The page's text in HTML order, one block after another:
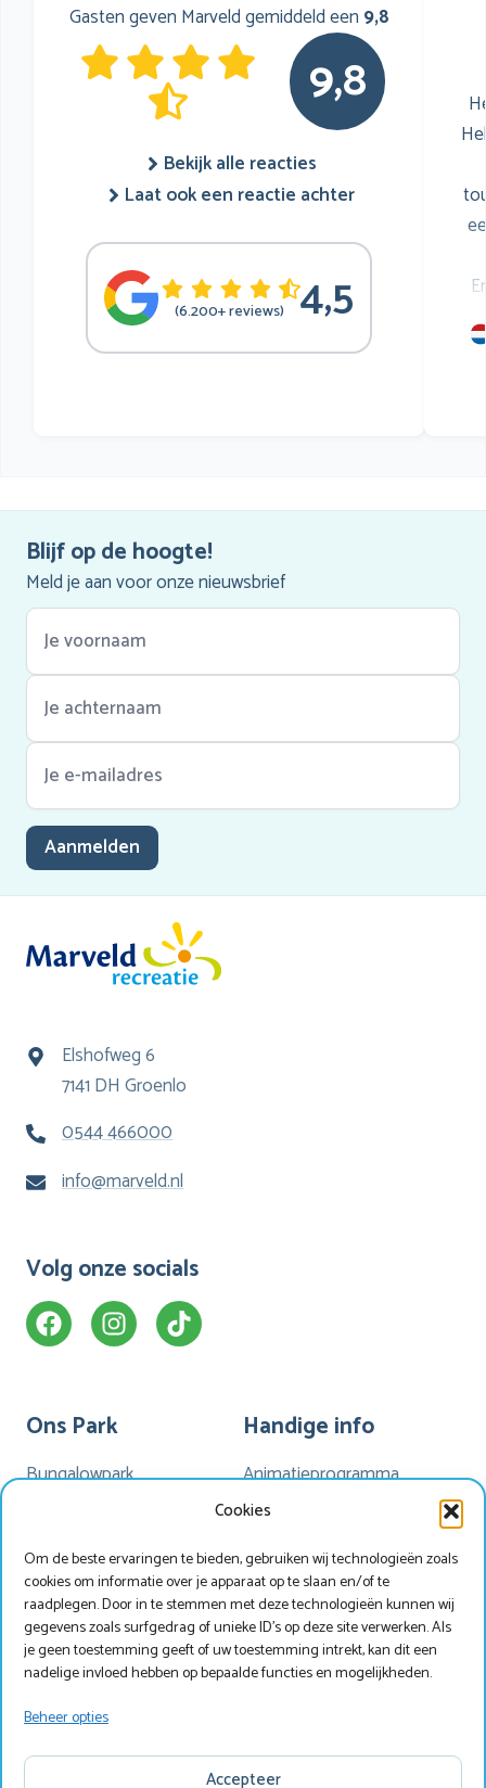
Cookies
Om de beste ervaringen te bieden, gebruiken wij technologieën zoals
cookies om informatie over je apparaat op te slaan en/of te
raadplegen. Door in te stemmen met deze technologieën kunnen wij
gegevens zoals surfgedrag of unieke ID's op deze site verwerken. Als
je geen toestemming geeft of uw toestemming intrekt, kan dit een
nadelige invloed hebben op bepaalde functies en mogelijkheden.
Beheer opties
Accepteer
Gasten geven Marveld gemiddeld een 9,8
9,8
Bekijk alle reacties
Laat ook een reactie achter
(6.200+ reviews) 4,5
Blijf op de hoogte!
Meld je aan voor onze nieuwsbrief
Aanmelden
Elshofweg 6
7141 DH Groenlo
0544 466000
info@marveld.nl
Volg onze socials
Ons Park
Bungalowpark
Faciliteiten
Plattegrond
Handige info
Animatieprogramma
Mijn Marveld
Nieuwsbrieven
Nieuws
Zoek & Boek Werken bij Marveld?
Copyright © Marveld Recreatie